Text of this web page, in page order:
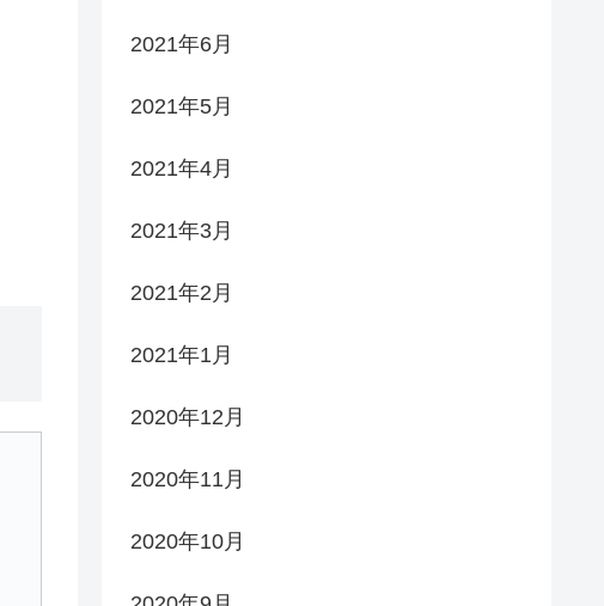
2021年6月
2021年5月
2021年4月
2021年3月
2021年2月
2021年1月
2020年12月
2020年11月
2020年10月